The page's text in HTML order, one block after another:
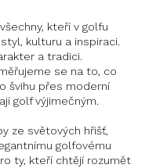
kteří v golfu
kulturu a inspiraci.
a tradici.
se na to, co
švihu přes moderní
golf výjimečným.
ze světových hřišť,
golfovému
ty, kteří chtějí rozumět